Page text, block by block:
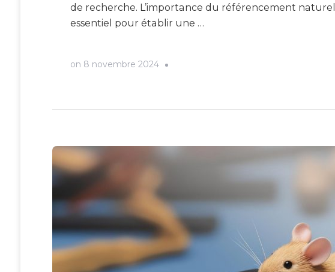
de recherche. L’importance du référencement
essentiel pour établir une …
on 8 novembre 2024